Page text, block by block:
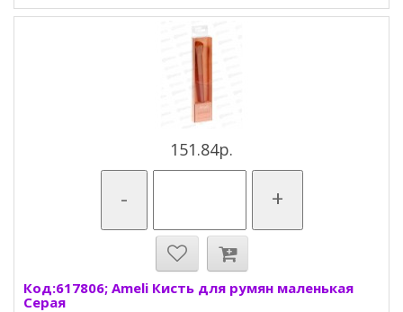
151.84р.
- +
Код:617806; Ameli Кисть для румян маленькая
Серая